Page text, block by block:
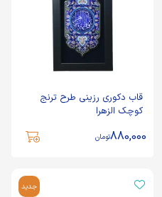
قاب دکوری رزینی طرح ترنج
کوچک الزهرا
880,000تومان
جدید